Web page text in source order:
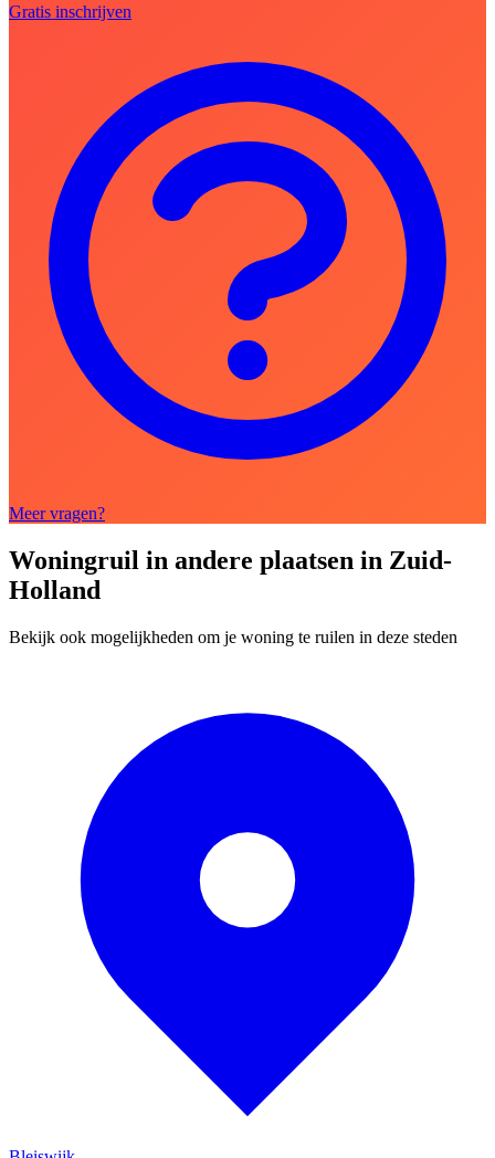
Gratis inschrijven
Meer vragen?
Woningruil in andere plaatsen in Zuid-
Holland
Bekijk ook mogelijkheden om je woning te ruilen in deze steden